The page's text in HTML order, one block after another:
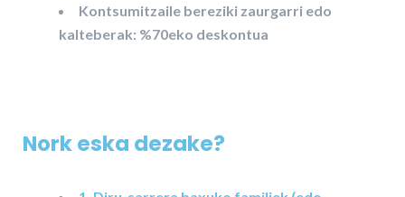
Kontsumitzaile bereziki zaurgarri edo
kalteberak: %70eko deskontua
Nork eska dezake?